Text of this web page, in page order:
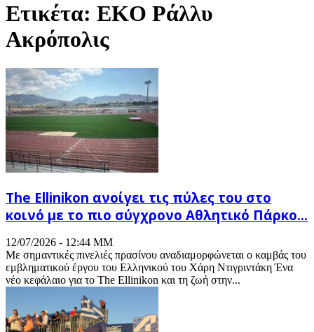
Ετικέτα: EKO Ράλλυ
Ακρόπολις
The Ellinikon ανοίγει τις πύλες του στο
κοινό με το πιο σύγχρονο Αθλητικό Πάρκο...
12/07/2026 - 12:44 ΜΜ
Με σημαντικές πινελιές πρασίνου αναδιαμορφώνεται ο καμβάς του
εμβληματικού έργου του Ελληνικού του Χάρη Ντιγριντάκη Ένα
νέο κεφάλαιο για το The Ellinikon και τη ζωή στην...